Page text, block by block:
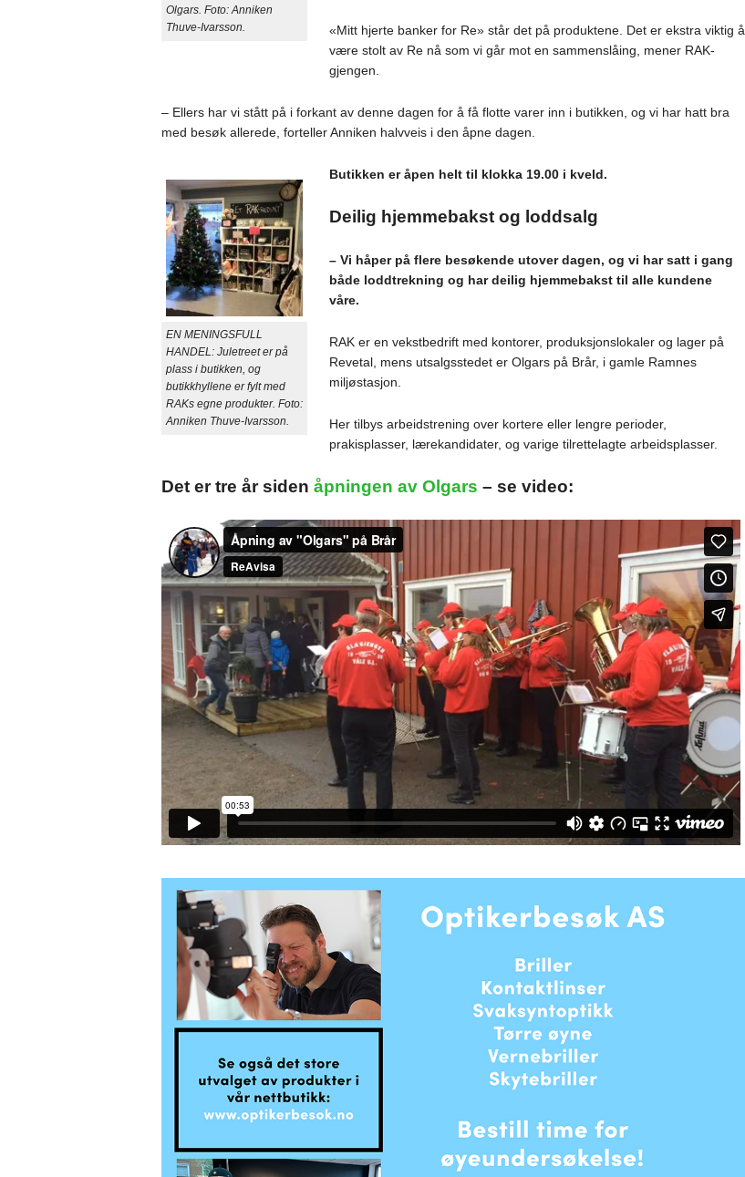
Olgars. Foto: Anniken
Thuve-Ivarsson.
«Mitt hjerte banker for Re» står det på produktene. Det er ekstra viktig å
være stolt av Re nå som vi går mot en sammenslåing, mener RAK-
gjengen.
– Ellers har vi stått på i forkant av denne dagen for å få flotte varer inn i butikken, og vi har hatt bra
med besøk allerede, forteller Anniken halvveis i den åpne dagen.
EN MENINGSFULL
HANDEL: Juletreet er på
plass i butikken, og
butikkhyllene er fylt med
RAKs egne produkter. Foto:
Anniken Thuve-Ivarsson.
Butikken er åpen helt til klokka 19.00 i kveld.
Deilig hjemmebakst og loddsalg
– Vi håper på flere besøkende utover dagen, og vi har satt i gang
både loddtrekning og har deilig hjemmebakst til alle kundene
våre.
RAK er en vekstbedrift med kontorer, produksjonslokaler og lager på
Revetal, mens utsalgsstedet er Olgars på Brår, i gamle Ramnes
miljøstasjon.
Her tilbys arbeidstrening over kortere eller lengre perioder,
prakisplasser, lærekandidater, og varige tilrettelagte arbeidsplasser.
Det er tre år siden åpningen av Olgars – se video: